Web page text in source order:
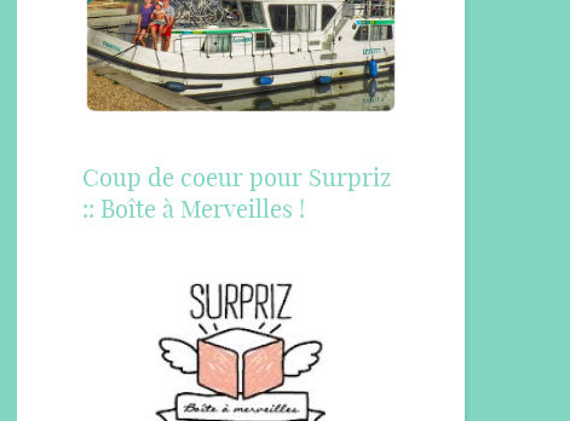
Coup de coeur pour Surpriz
:: Boîte à Merveilles !